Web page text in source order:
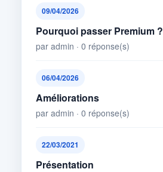
09/04/2026
Pourquoi passer Premium ?
par admin · 0 réponse(s)
06/04/2026
Améliorations
par admin · 0 réponse(s)
22/03/2021
Présentation